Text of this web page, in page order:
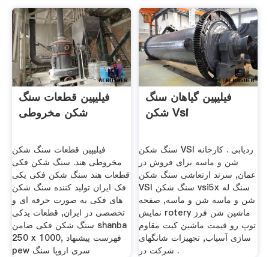
فیلیپین قطعات سنگ
شکن مخروطی
فیلیپین قطعات سنگ شکن
مخروطی هند. سنگ شکن فکی
قطعات هند سنگ شکن فکی یکی
فک ایران تولید کننده سنگ شکن
های فکی به صورت حرفه ای و
تخصصی در ایران, قطعات یدکی
سنگ شکن فکی ضامن shanba
250 x 1000, فهرست پیشنهاد
pew سری اروپا سنگ
فیلیپین گیاهان سنگ
شکن Vsi
سنگ شکن VSI ردیابی . کارخانه
شن و ماسه برای فروش در
عمان, سرند ارتعاشی سنگ شکن
VSI سنگ شکن vsi5x سنگ له
شن و ماسه شن و ماسه, صفحه
نمایش rotery ماشین شن فرز
توپ رو قیمت ماشین کیت مقاوم
سازی آسیاب, تجهیزات شانگهای
شرکت در .